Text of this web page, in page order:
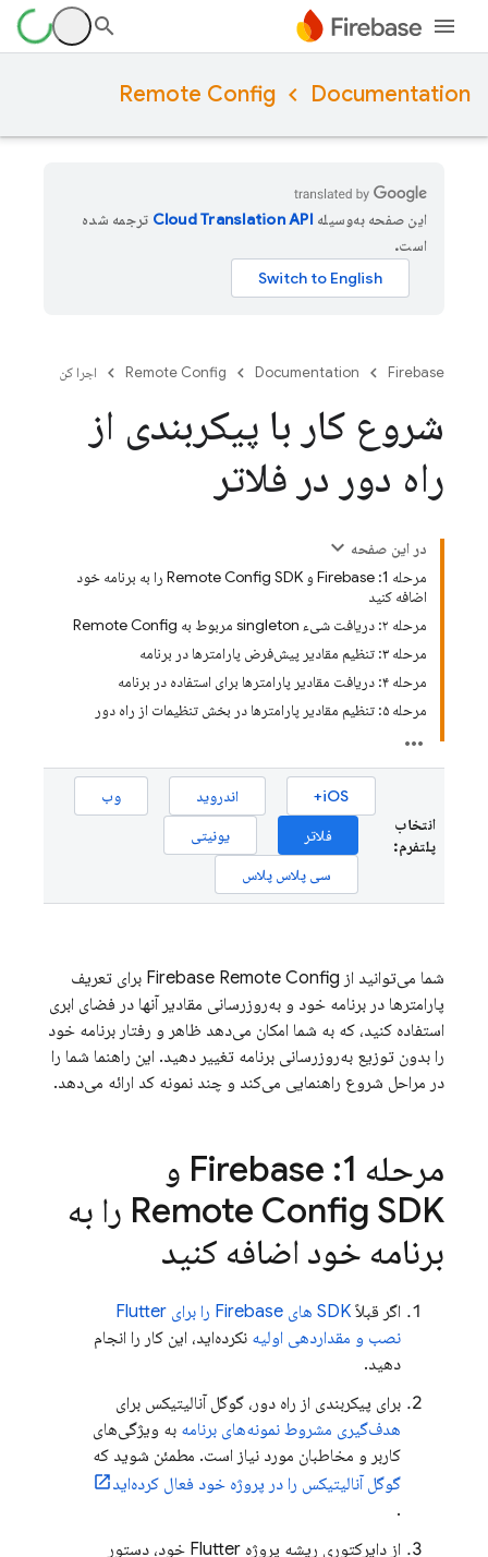
Documentation
Remote Config
این صفحه به‌وسیله
ترجمه شده
است.
Firebase
Documentation
Remote Config اجرا کن
شروع کار با پیکربندی از
راه دور در فلاتر
در این صفحه
مرحله 1: Firebase و Remote Config SDK را به برنامه خود
اضافه کنید
مرحله ۲: دریافت شیء singleton مربوط به Remote Config
مرحله ۳: تنظیم مقادیر پیش‌فرض پارامترها در برنامه
مرحله ۴: دریافت مقادیر پارامترها برای استفاده در برنامه
مرحله ۵: تنظیم مقادیر پارامترها در بخش تنظیمات از راه دور
انتخاب
پلتفرم:
iOS+ اندروید
وب
فلاتر
یونیتی
سی پلاس پلاس
شما می‌توانید از Firebase Remote Config برای تعریف
پارامترها در برنامه خود و به‌روزرسانی مقادیر آنها در فضای ابری
استفاده کنید، که به شما امکان می‌دهد ظاهر و رفتار برنامه خود
را بدون توزیع به‌روزرسانی برنامه تغییر دهید. این راهنما شما را
در مراحل شروع راهنمایی می‌کند و چند نمونه کد ارائه می‌دهد.
مرحله 1: Firebase و
Remote Config SDK را به
برنامه خود اضافه کنید
اگر قبلاً
SDK های Firebase را برای Flutter
نصب و مقداردهی اولیه نکرده‌اید، این کار را انجام
دهید.
برای پیکربندی از راه دور، گوگل آنالیتیکس برای
هدف‌گیری مشروط نمونه‌های برنامه به ویژگی‌های
کاربر و مخاطبان مورد نیاز است. مطمئن شوید که
گوگل آنالیتیکس را در پروژه خود فعال کرده‌اید
.
از دایرکتوری ریشه پروژه Flutter خود، دستور